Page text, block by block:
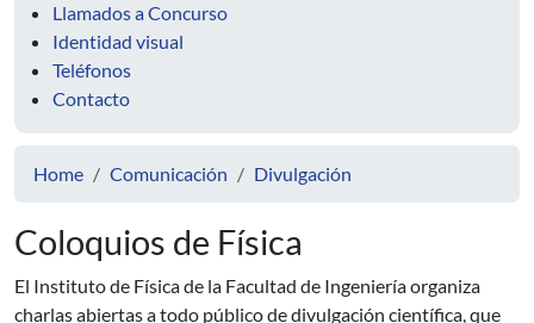
Llamados a Concurso
Identidad visual
Teléfonos
Contacto
Home Comunicación Divulgación
Coloquios de Física
El Instituto de Física de la Facultad de Ingeniería organiza
charlas abiertas a todo público de divulgación científica, que